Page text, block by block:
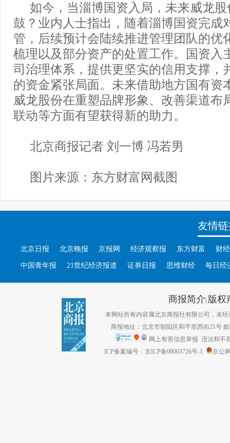
如今，当淄博国资入局，未来威龙
鼓？业内人士指出，随着淄博国资完成
管，后续预计会陆续推进管理团队的优
梳理以及部分资产的处置工作。国资入
司治理体系，提供更坚实的信用支撑，
的资金紧张局面。未来借助地方国有资
威龙股份在重塑品牌形象、改善渠道布
联动等方面有望获得新的助力。
北京商报记者 刘一博 冯若男
图片来源：东方财富网截图
友情
北京日报 北京晚报 京报网 经济观察报 东方财富 财
中国青年报 21世纪经济报道 证券日报 思维财经 每日经
商报简介| 版权
本网站所有内容属北京商报社有限公司，未经
商报地址：北京市朝阳区和平里西街21号
网上有害信息举报 违法和不
ICP备案编号：京ICP备08003726号-1
京公